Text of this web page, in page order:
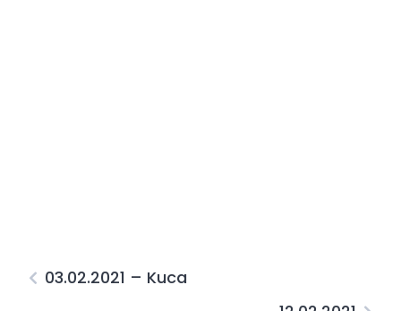
03.02.2021 – Kuca